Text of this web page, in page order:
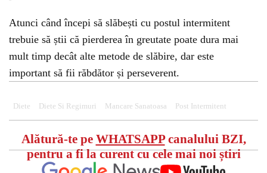
Atunci când începi să slăbești cu postul intermitent
trebuie să știi că pierderea în greutate poate dura mai
mult timp decât alte metode de slăbire, dar este
important să fii răbdător și perseverent.
Diete Diete Si Regimuri Mancare Sanatoasa Post Intermitent
Alătură-te pe WHATSAPPcanalului BZI,
pentru a fi la curent cu cele mai noi știri